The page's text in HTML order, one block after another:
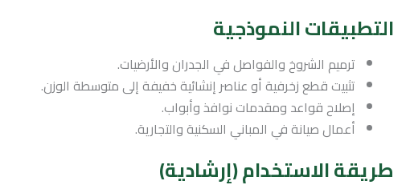
التطبيقات النموذجية
ترميم الشروخ والفواصل في الجدران والأرضيات.
تثبيت قطع زخرفية أو عناصر إنشائية خفيفة إلى متوسطة الوزن.
إصلاح قواعد ومقدمات نوافذ وأبواب.
أعمال صيانة في المباني السكنية والتجارية.
طريقة الاستخدام (إرشادية)